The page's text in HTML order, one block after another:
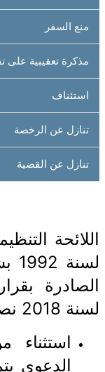
منع السفر
مذكرة تعقيبية على
استئناف
تنازل عن الرخصة
تنازل عن القضية
لسنة 2018 نصت على انه:
استثناء
الدعوى